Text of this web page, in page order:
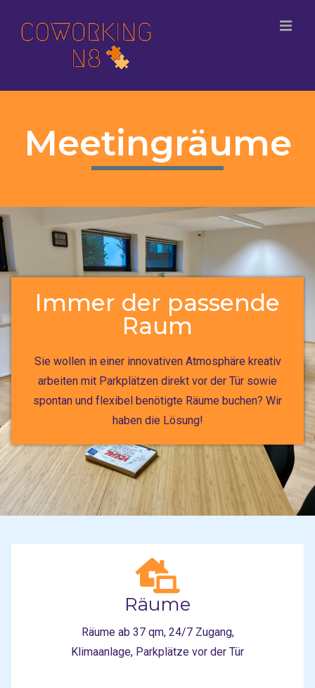
Meetingräume
Immer der passende
Raum
Sie wollen in einer innovativen Atmosphäre kreativ
arbeiten mit Parkplätzen direkt vor der Tür sowie
spontan und flexibel benötigte Räume buchen? Wir
haben die Lösung!
Räume
Räume ab 37 qm, 24/7 Zugang,
Klimaanlage, Parkplätze vor der Tür